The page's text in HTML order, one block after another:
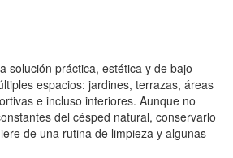
solución práctica, estética y de bajo
espacios: jardines, terrazas, áreas
e incluso interiores. Aunque no
del césped natural, conservarlo
de una rutina de limpieza y algunas